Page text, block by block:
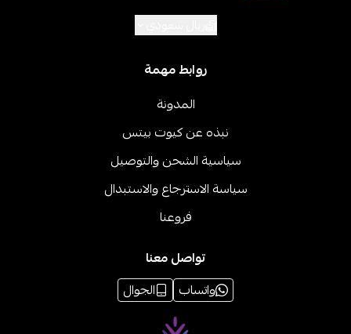
روابط مهمة
المدونة
نبذه عن كيوت بيتس
سياسية الشحن والتوصيل
سياسة الاسترجاع والاستبدال
فروعنا
تواصل معنا
واتساب
الجوال